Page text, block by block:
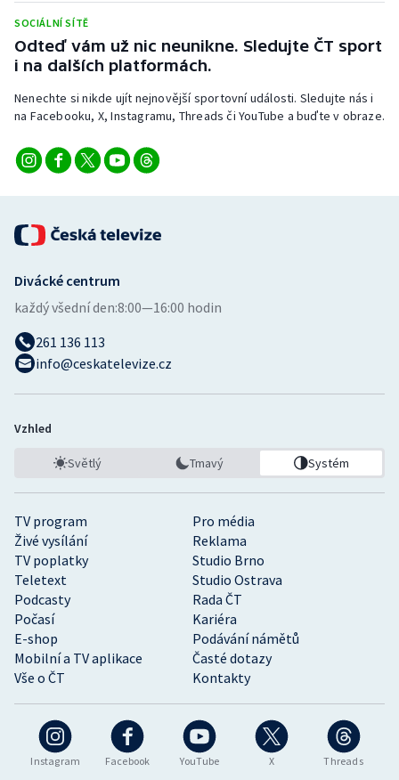
SOCIÁLNÍ SÍTĚ
Odteď vám už nic neunikne. Sledujte ČT sport
i na dalších platformách.
Nenechte si nikde ujít nejnovější sportovní události. Sledujte nás i
na Facebooku, X, Instagramu, Threads či YouTube a buďte v obraze.
Instagram Facebook YouTube X Threads
TV program
Pro média
Živé vysílání
Reklama
TV poplatky
Studio Brno
Teletext
Studio Ostrava
Podcasty
Rada ČT
Počasí
Kariéra
E-shop
Podávání námětů
Mobilní a TV aplikace
Časté dotazy
Vše o ČT
Kontakty
Divácké centrum
každý všední den:8:00—16:00 hodin
261 136 113
info@ceskatelevize.cz
Vzhled
Světlý Tmavý Systém